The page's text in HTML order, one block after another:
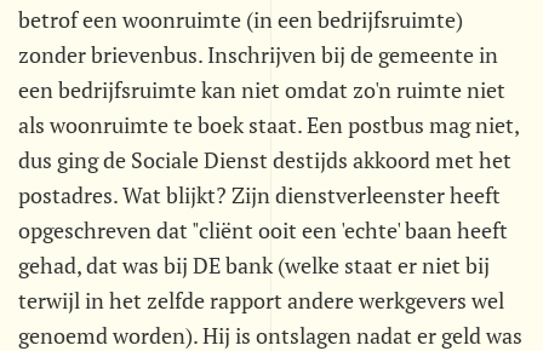
betrof een woonruimte (in een bedrijfsruimte)
zonder brievenbus. Inschrijven bij de gemeente in
een bedrijfsruimte kan niet omdat zo'n ruimte niet
als woonruimte te boek staat. Een postbus mag niet,
dus ging de Sociale Dienst destijds akkoord met het
postadres. Wat blijkt? Zijn dienstverleenster heeft
opgeschreven dat "cliënt ooit een 'echte' baan heeft
gehad, dat was bij DE bank (welke staat er niet bij
terwijl in het zelfde rapport andere werkgevers wel
genoemd worden). Hij is ontslagen nadat er geld was